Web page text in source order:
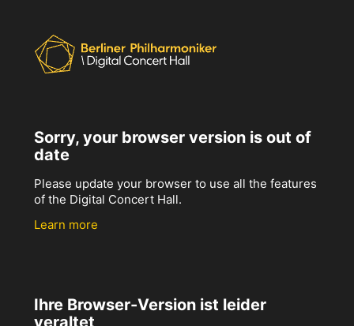
Sorry, your browser version is out of
date
Please update your browser to use all the features
of the Digital Concert Hall.
Learn more
Ihre Browser-Version ist leider
veraltet